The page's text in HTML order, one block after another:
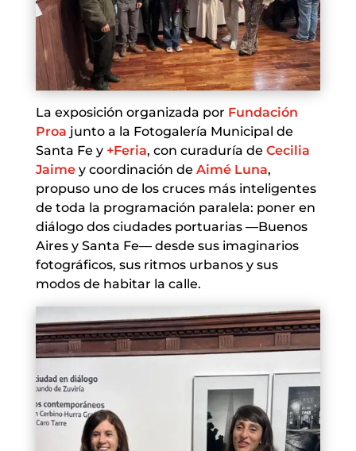
La exposición organizada por Fundación
Proa junto a la Fotogalería Municipal de
Santa Fe y +Feria, con curaduría de Cecilia
Jaimey coordinación de Aimé Luna,
propuso uno de los cruces más inteligentes
de toda la programación paralela: poner en
diálogo dos ciudades portuarias —Buenos
Aires y Santa Fe— desde sus imaginarios
fotográficos, sus ritmos urbanos y sus
modos de habitar la calle.